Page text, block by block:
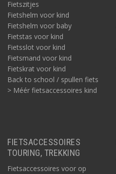
Fietszitjes
Fietshelm voor kind
Fietshelm voor baby
Fietstas voor kind
Fietsslot voor kind
Fietsmand voor kind
Fietskrat voor kind
Back to school / spullen fiets
> Méér fietsaccessoires kind
FIETSACCESSOIRES
TOURING, TREKKING
Fietsaccessoires voor op